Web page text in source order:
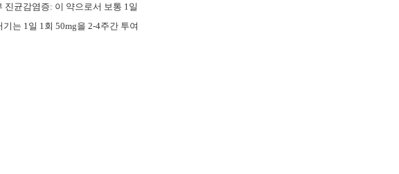
진균감염증: 이 약으로서 보통 1일
는 1일 1회 50mg을 2-4주간 투여